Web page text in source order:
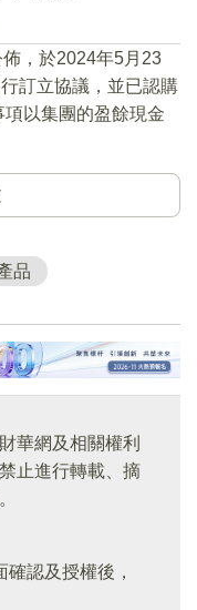
佈，於2024年5月23
訂立協議，並已認購
以集團的盈餘現金
品
華網及相關權利
止進行轉載、摘
確認及授權後，